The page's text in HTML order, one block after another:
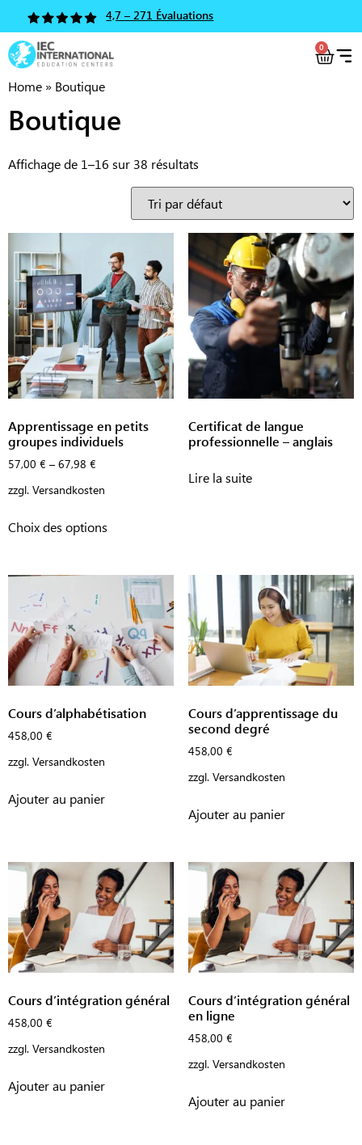
4,7 – 271 Évaluations
0
Home » Boutique
Boutique
Affichage de 1–16 sur 38 résultats
Apprentissage en petits
groupes individuels
57,00 € – 67,98 €
zzgl. Versandkosten
Choix des options
Certificat de langue
professionnelle – anglais
Lire la suite
Cours d’alphabétisation
458,00 €
zzgl. Versandkosten
Ajouter au panier
Cours d’apprentissage du
second degré
458,00 €
zzgl. Versandkosten
Ajouter au panier
Cours d’intégration général
458,00 €
zzgl. Versandkosten
Ajouter au panier
Cours d’intégration général
en ligne
458,00 €
zzgl. Versandkosten
Ajouter au panier